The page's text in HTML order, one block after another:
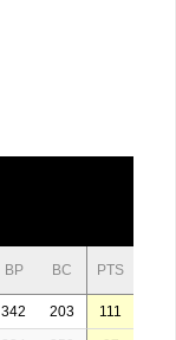
BP BC PTS
342 203 111